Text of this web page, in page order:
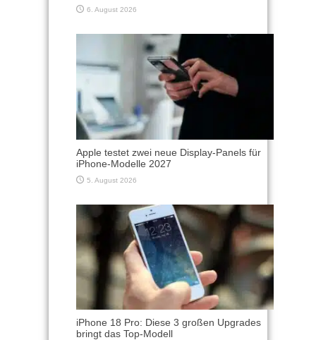
6. August 2026
Apple testet zwei neue Display-Panels für
iPhone-Modelle 2027
5. August 2026
iPhone 18 Pro: Diese 3 großen Upgrades
bringt das Top-Modell